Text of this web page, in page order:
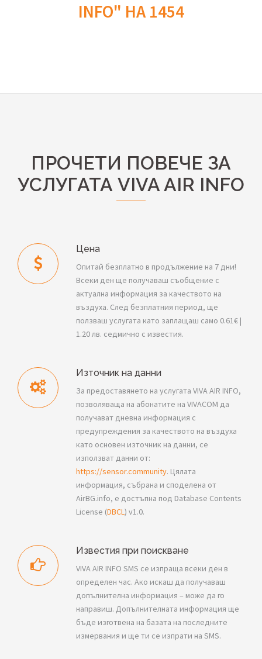
INFO" НА 1454
ПРОЧЕТИ ПОВЕЧЕ ЗА
УСЛУГАТА VIVA AIR INFO
Цена
Опитай безплатно в продължение на 7 дни!
Всеки ден ще получаваш съобщение с
актуална информация за качеството на
въздуха. След безплатния период, ще
ползваш услугата като заплащаш само 0.61€ |
1.20 лв. седмично с известия.
Източник на данни
За предоставянето на услугата VIVA AIR INFO,
позволяваща на абонатите на VIVACOM да
получават дневна информация с
предупреждения за качеството на въздуха
като основен източник на данни, се
използват данни от:
https://sensor.community. Цялата
информация, събрана и споделена от
AirBG.info, е достъпна под Database Contents
License (DBCL) v1.0.
Известия при поискване
VIVA AIR INFO SMS се изпраща всеки ден в
определен час. Ако искаш да получаваш
допълнителна информация – може да го
направиш. Допълнителната информация ще
бъде изготвена на базата на последните
измервания и ще ти се изпрати на SMS.